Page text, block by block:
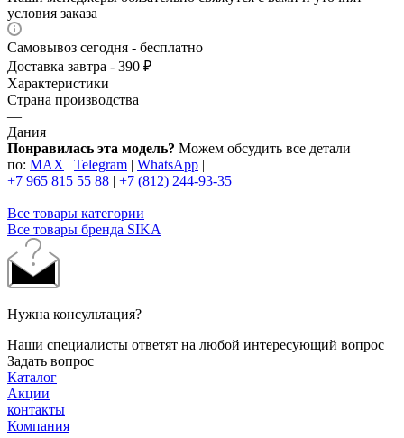
условия заказа
Самовывоз сегодня - бесплатно
Доставка завтра - 390 ₽
Характеристики
Страна производства
—
Дания
Понравилась эта модель? Можем обсудить все детали
по: MAX | Telegram | WhatsApp |
+7 965 815 55 88 | +7 (812) 244-93-35
Все товары категории
Все товары бренда SIKA
Нужна консультация?
Наши специалисты ответят на любой интересующий вопрос
Задать вопрос
Каталог
Акции
контакты
Компания